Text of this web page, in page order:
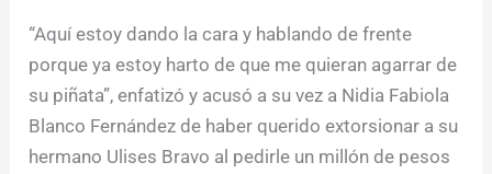
“Aquí estoy dando la cara y hablando de frente
porque ya estoy harto de que me quieran agarrar de
su piñata”, enfatizó y acusó a su vez a Nidia Fabiola
Blanco Fernández de haber querido extorsionar a su
hermano Ulises Bravo al pedirle un millón de pesos